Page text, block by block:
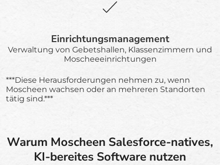
Einrichtungsmanagement
Verwaltung von Gebetshallen, Klassenzimmern und
Moscheeeinrichtungen
***Diese Herausforderungen nehmen zu, wenn
Moscheen wachsen oder an mehreren Standorten
tätig sind.***
Warum Moscheen Salesforce-natives,
KI-bereites Software nutzen